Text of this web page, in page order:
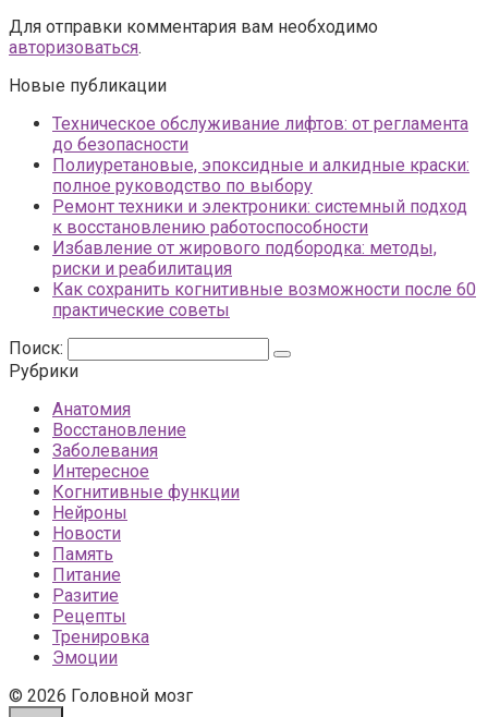
Для отправки комментария вам необходимо
авторизоваться.
Новые публикации
Техническое обслуживание лифтов: от регламента
до безопасности
Полиуретановые, эпоксидные и алкидные краски:
полное руководство по выбору
Ремонт техники и электроники: системный подход
к восстановлению работоспособности
Избавление от жирового подбородка: методы,
риски и реабилитация
Как сохранить когнитивные возможности после 60
практические советы
Поиск:
Рубрики
Анатомия
Восстановление
Заболевания
Интересное
Когнитивные функции
Нейроны
Новости
Память
Питание
Разитие
Рецепты
Тренировка
Эмоции
© 2026 Головной мозг